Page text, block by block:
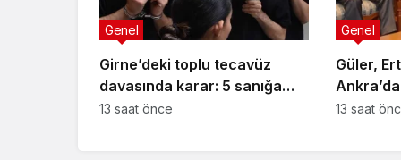
Girne’deki toplu tecavüz
davasında karar: 5 sanığa
toplam 55 yıl hapis
Genel
13 saat önce
Güler,
Genel
13 saat